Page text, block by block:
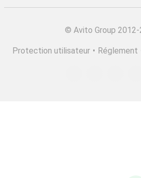
© Avito Group
Protection utilisateur • Réglement